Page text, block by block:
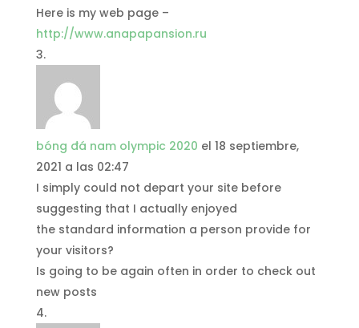
Here is my web page –
http://www.anapapansion.ru
bóng đá nam olympic 2020 el 18 septiembre,
2021 a las 02:47
I simply could not depart your site before
suggesting that I actually enjoyed
the standard information a person provide for
your visitors?
Is going to be again often in order to check out
new posts